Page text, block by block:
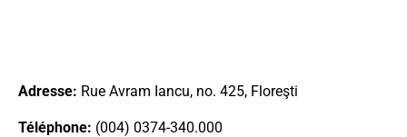
Adresse: Rue Avram Iancu, no. 425, Floreşti
Téléphone: (004) 0374-340.000